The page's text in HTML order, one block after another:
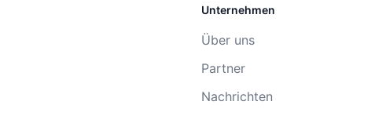
Unternehmen
Über uns
Partner
Nachrichten